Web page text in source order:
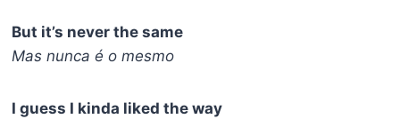
But it’s never the same
Mas nunca é o mesmo
I guess I kinda liked the way